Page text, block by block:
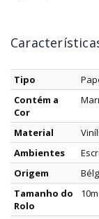
Tipo
Contém a
Cor
Material
Ambientes
Origem
Tamanho do
Rolo